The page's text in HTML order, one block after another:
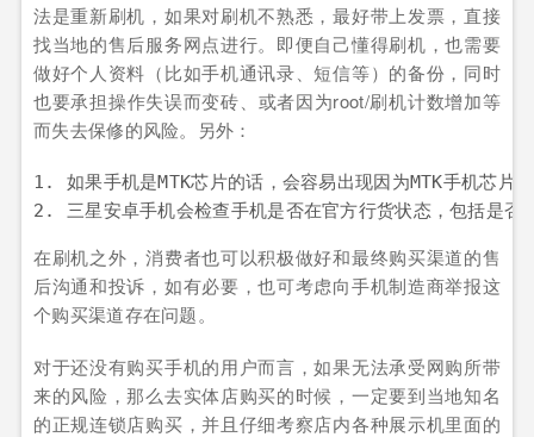
法是重新刷机，如果对刷机不熟悉，最好带上发票，直接
找当地的售后服务网点进行。即便自己懂得刷机，也需要
做好个人资料（比如手机通讯录、短信等）的备份，同时
也要承担操作失误而变砖、或者因为root/刷机计数增加等
而失去保修的风险。另外：
1. 如果手机是MTK芯片的话，会容易出现因为MTK手机芯
在刷机之外，消费者也可以积极做好和最终购买渠道的售
后沟通和投诉，如有必要，也可考虑向手机制造商举报这
个购买渠道存在问题。
对于还没有购买手机的用户而言，如果无法承受网购所带
来的风险，那么去实体店购买的时候，一定要到当地知名
的正规连锁店购买，并且仔细考察店内各种展示机里面的